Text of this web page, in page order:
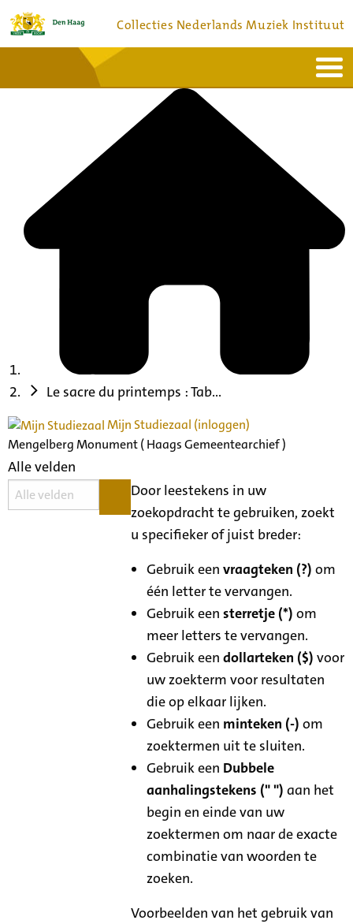
Collecties Nederlands Muziek Instituut
Bronnen en collecties
Le sacre du printemps : Tab...
Mijn Studiezaal (inloggen)
Mengelberg Monument ( Haags Gemeentearchief )
Alle velden
Door leestekens in uw
zoekopdracht te gebruiken, zoekt
u specifieker of juist breder:
Gebruik eenvraagteken (?) om
één letter te vervangen.
Gebruik eensterretje (*) om
meer letters te vervangen.
Gebruik eendollarteken ($) voor
uw zoekterm voor resultaten
die op elkaar lijken.
Gebruik een minteken (-) om
zoektermen uit te sluiten.
Gebruik een Dubbele
aanhalingstekens (" ") aan het
begin en einde van uw
zoektermen om naar de exacte
combinatie van woorden te
zoeken.
Voorbeelden van het gebruik van